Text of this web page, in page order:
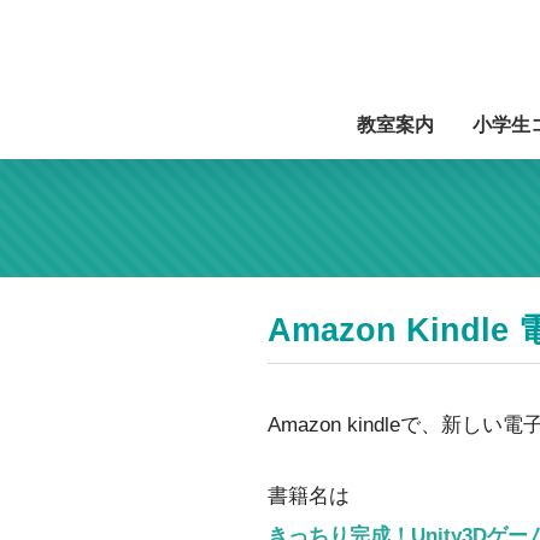
教室案内 小学生
Amazon Kindle
Amazon kindleで、新しい電
書籍名は